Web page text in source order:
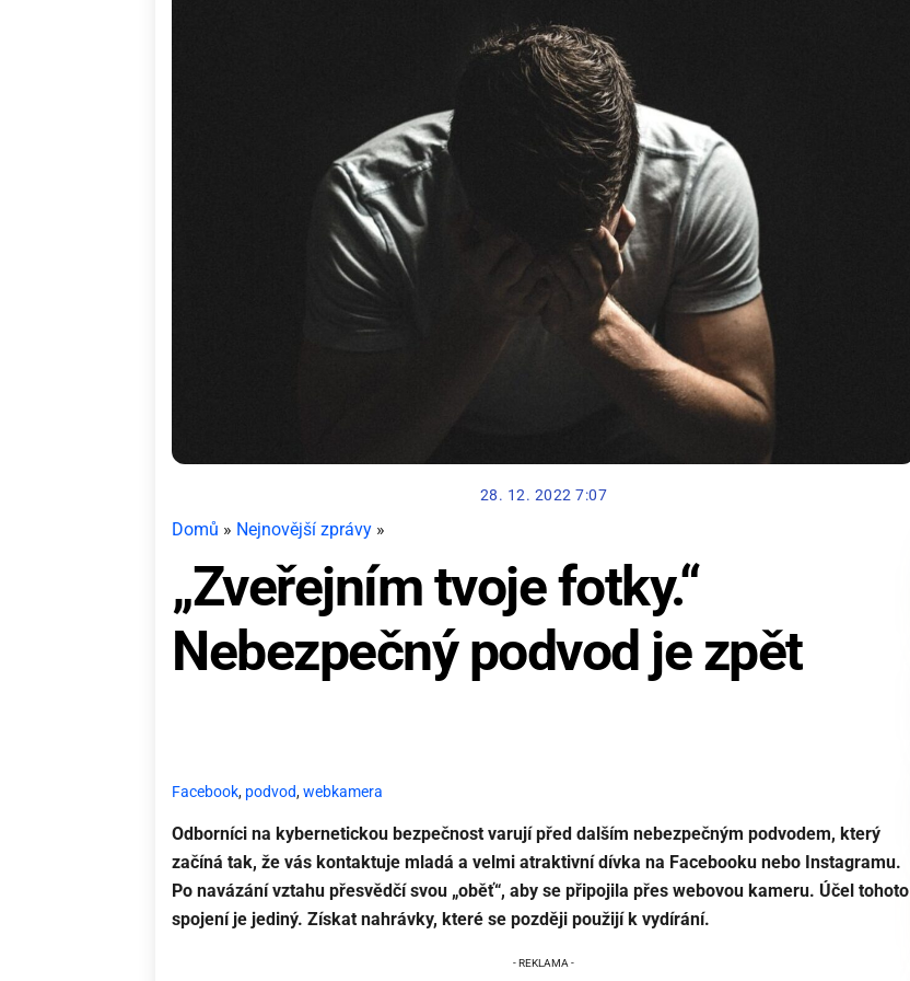
28. 12. 2022 7:07
Domů » Nejnovější zprávy »
„Zveřejním tvoje fotky.“
Nebezpečný podvod je zpět
Facebook, podvod,webkamera
Odborníci na kybernetickou bezpečnost varují před dalším nebezpečným podvodem, který
začíná tak, že vás kontaktuje mladá a velmi atraktivní dívka na Facebooku nebo Instagramu.
Po navázání vztahu přesvědčí svou „oběť“, aby se připojila přes webovou kameru. Účel tohoto
spojení je jediný. Získat nahrávky, které se později použijí k vydírání.